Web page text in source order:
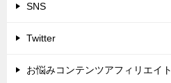
SNS
Twitter
お悩みコンテンツアフィリエイト